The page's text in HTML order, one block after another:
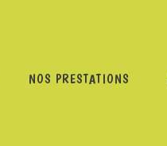
NOS PRESTATIONS